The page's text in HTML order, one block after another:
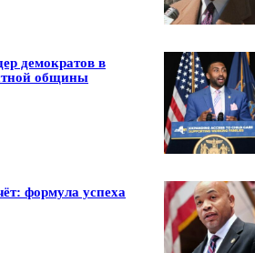
демократов в
общины
формула успеха